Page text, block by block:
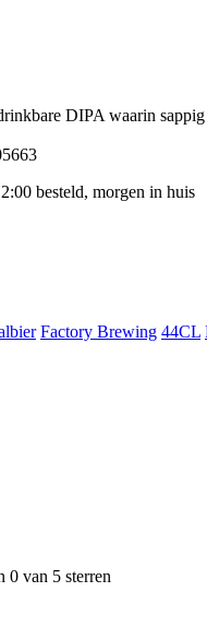
DIPA waarin
besteld, morgen in huis
Factory Brewing 44CL
0 van 5 sterren